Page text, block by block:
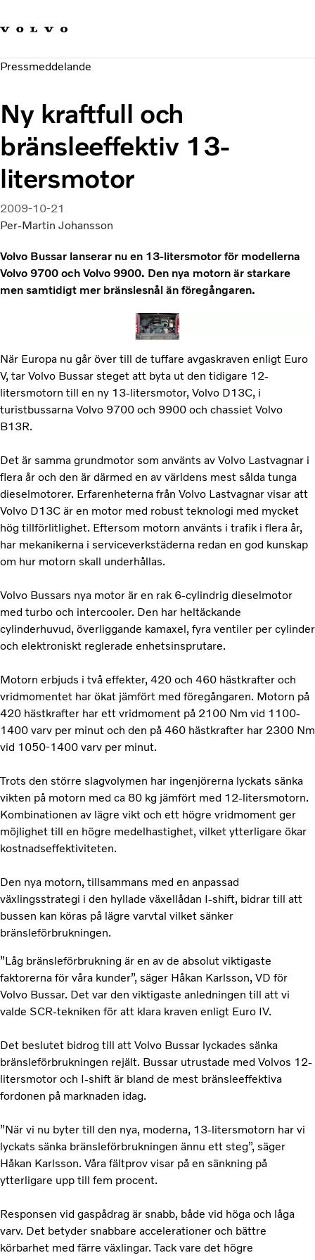
Hållbara transporter
Investerare
Pressmeddelande
Ny kraftfull och
bränsleeffektiv 13-
litersmotor
2009-10-21
Per-Martin Johansson
Volvo Bussar lanserar nu en 13-litersmotor för modellerna
Volvo 9700 och Volvo 9900. Den nya motorn är starkare
men samtidigt mer bränslesnål än föregångaren.
När Europa nu går över till de tuffare avgaskraven enligt Euro
V, tar Volvo Bussar steget att byta ut den tidigare 12-
litersmotorn till en ny 13-litersmotor, Volvo D13C, i
turistbussarna Volvo 9700 och 9900 och chassiet Volvo
B13R.
Det är samma grundmotor som använts av Volvo Lastvagnar i
flera år och den är därmed en av världens mest sålda tunga
dieselmotorer. Erfarenheterna från Volvo Lastvagnar visar att
Volvo D13C är en motor med robust teknologi med mycket
hög tillförlitlighet. Eftersom motorn använts i trafik i flera år,
har mekanikerna i serviceverkstäderna redan en god kunskap
om hur motorn skall underhållas.
Volvo Bussars nya motor är en rak 6-cylindrig dieselmotor
med turbo och intercooler. Den har heltäckande
cylinderhuvud, överliggande kamaxel, fyra ventiler per cylinder
och elektroniskt reglerade enhetsinsprutare.
Motorn erbjuds i två effekter, 420 och 460 hästkrafter och
vridmomentet har ökat jämfört med föregångaren. Motorn på
420 hästkrafter har ett vridmoment på 2100 Nm vid 1100-
1400 varv per minut och den på 460 hästkrafter har 2300 Nm
vid 1050-1400 varv per minut.
Trots den större slagvolymen har ingenjörerna lyckats sänka
vikten på motorn med ca 80 kg jämfört med 12-litersmotorn.
Kombinationen av lägre vikt och ett högre vridmoment ger
möjlighet till en högre medelhastighet, vilket ytterligare ökar
kostnadseffektiviteten.
Den nya motorn, tillsammans med en anpassad
växlingsstrategi i den hyllade växellådan I-shift, bidrar till att
bussen kan köras på lägre varvtal vilket sänker
bränsleförbrukningen.
”Låg bränsleförbrukning är en av de absolut viktigaste
faktorerna för våra kunder”, säger Håkan Karlsson, VD för
Volvo Bussar. Det var den viktigaste anledningen till att vi
valde SCR-tekniken för att klara kraven enligt Euro IV.
Det beslutet bidrog till att Volvo Bussar lyckades sänka
bränsleförbrukningen rejält. Bussar utrustade med Volvos 12-
litersmotor och I-shift är bland de mest bränsleeffektiva
fordonen på marknaden idag.
”När vi nu byter till den nya, moderna, 13-litersmotorn har vi
lyckats sänka bränsleförbrukningen ännu ett steg”, säger
Håkan Karlsson. Våra fältprov visar på en sänkning på
ytterligare upp till fem procent.
Responsen vid gaspådrag är snabb, både vid höga och låga
varv. Det betyder snabbare accelerationer och bättre
körbarhet med färre växlingar. Tack vare det högre